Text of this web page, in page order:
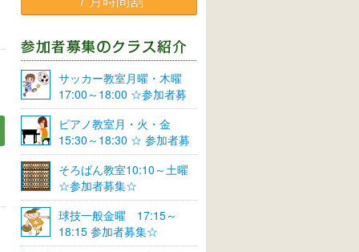
サッカー教室月曜・木曜
17:00～18:00 ☆参加者募
集☆
ピアノ教室月・火・金
15:30～18:30 ☆ 参加者募
集☆
そろばん教室10:10～土曜
☆参加者募集☆
球技一般金曜 17:15～
18:15 参加者募集☆